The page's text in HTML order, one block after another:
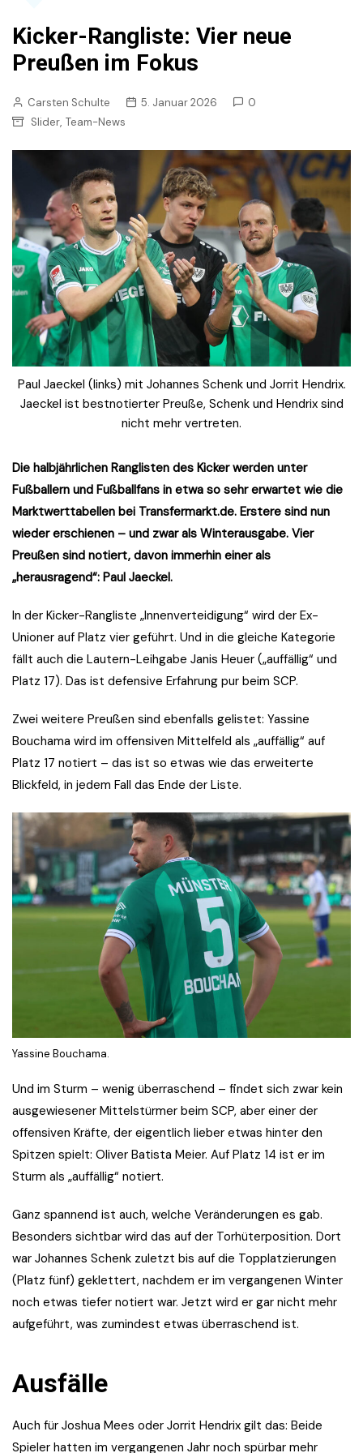
Kicker-Rangliste: Vier neue
Preußen im Fokus
Carsten Schulte 5. Januar 2026
0
Slider, Team-News
Paul Jaeckel (links) mit Johannes Schenk und Jorrit Hendrix.
Jaeckel ist bestnotierter Preuße, Schenk und Hendrix sind
nicht mehr vertreten.
Die halbjährlichen Ranglisten des Kicker werden unter
Fußballern und Fußballfans in etwa so sehr erwartet wie die
Marktwerttabellen bei Transfermarkt.de. Erstere sind nun
wieder erschienen – und zwar als Winterausgabe. Vier
Preußen sind notiert, davon immerhin einer als
„herausragend“: Paul Jaeckel.
In der Kicker-Rangliste „Innenverteidigung“ wird der Ex-
Unioner auf Platz vier geführt. Und in die gleiche Kategorie
fällt auch die Lautern-Leihgabe Janis Heuer („auffällig“ und
Platz 17). Das ist defensive Erfahrung pur beim SCP.
Zwei weitere Preußen sind ebenfalls gelistet: Yassine
Bouchama wird im offensiven Mittelfeld als „auffällig“ auf
Platz 17 notiert – das ist so etwas wie das erweiterte
Blickfeld, in jedem Fall das Ende der Liste.
Yassine Bouchama.
Und im Sturm – wenig überraschend – findet sich zwar kein
ausgewiesener Mittelstürmer beim SCP, aber einer der
offensiven Kräfte, der eigentlich lieber etwas hinter den
Spitzen spielt: Oliver Batista Meier. Auf Platz 14 ist er im
Sturm als „auffällig“ notiert.
Ganz spannend ist auch, welche Veränderungen es gab.
Besonders sichtbar wird das auf der Torhüterposition. Dort
war Johannes Schenk zuletzt bis auf die Topplatzierungen
(Platz fünf) geklettert, nachdem er im vergangenen Winter
noch etwas tiefer notiert war. Jetzt wird er gar nicht mehr
aufgeführt, was zumindest etwas überraschend ist.
Ausfälle
Auch für Joshua Mees oder Jorrit Hendrix gilt das: Beide
Spieler hatten im vergangenen Jahr noch spürbar mehr